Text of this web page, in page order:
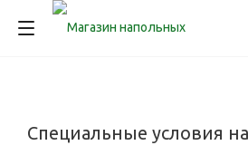
Специальные условия на